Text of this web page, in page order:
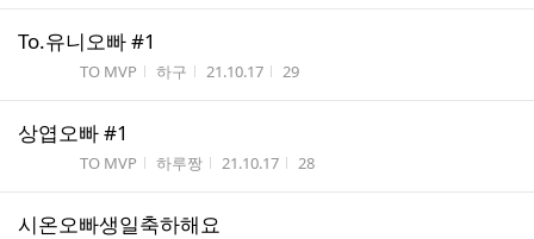
To.유니오빠 #1
TO MVP 작성자
하구 작성시간
21.10.17 조회수
29
상엽오빠 #1
TO MVP 작성자
하루짱 작성시간
21.10.17 조회수
28
시온오빠생일축하해요